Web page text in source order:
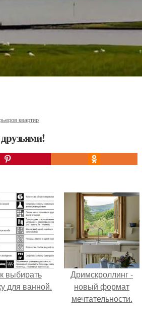
квартир
выбирать
для ванной.
Дримскроллинг -
новый формат
мечтательности.